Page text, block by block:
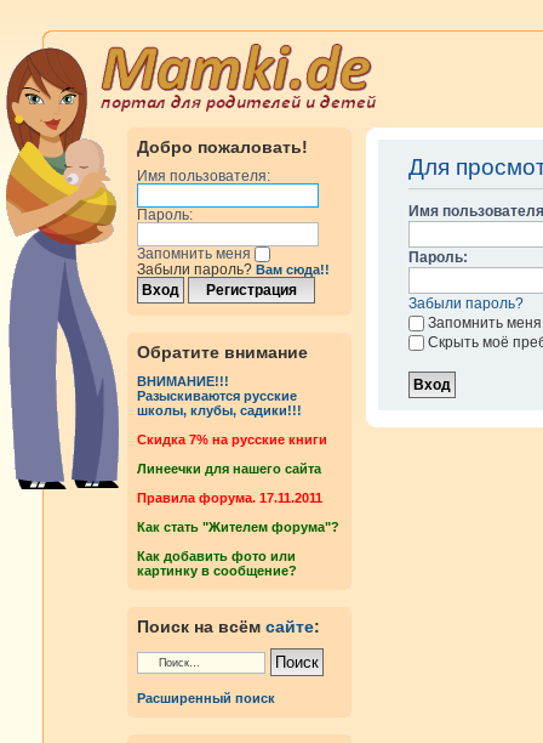
Добро пожаловать!
Имя пользователя:
Пароль:
Запомнить меня
Забыли пароль? Вам сюда!!
Обратите внимание
ВНИМАНИЕ!!!
Разыскиваются русские
школы, клубы, садики!!!
Cкидка 7% на русские книги
Линеечки для нашего сайта
Правила форума. 17.11.2011
Как стать "Жителем форума"?
Как добавить фото или
картинку в сообщение?
Поиск на всём сайте:
Расширенный поиск
Для
Имя
Пароль:
Забыли пароль?
Запомнить меня
Скрыть моё